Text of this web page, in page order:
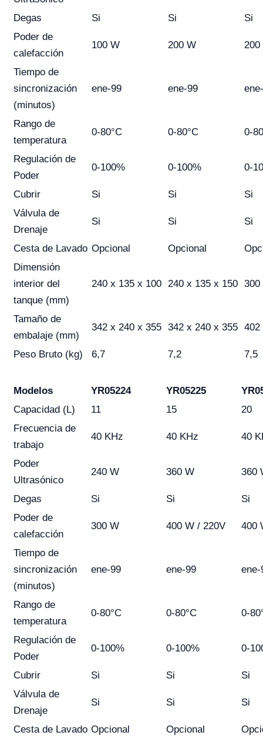
Degas
Si Si
Si
Poder de
calefacción
100 W 200 W 200
Tiempo de
sincronización
(minutos)
ene-99 ene-99
Rango de
temperatura
0-80°C 0-80°C 0-
Regulación de
Poder
0-100% 0-100% 0-
Cubrir Si Si
Si
Válvula de
Drenaje
Si Si Si
Cesta de Lavado Opcional Opcional
Dimensión
interior del
tanque (mm)
240 x 135 x 100 240 x 135 x 150 300
Tamaño de
embalaje (mm)
342 x 240 x 355 342 x 240 x 355 402
Peso Bruto (kg) 6,7 7,2 7,5
Modelos YR05224 YR05225
Capacidad (L)
11 15
20
Frecuencia de
trabajo
40 KHz 40 KHz 40
Poder
Ultrasónico
240 W 360 W 360
Degas Si Si
Si
Poder de
calefacción
300 W 400 W / 220V 400
Tiempo de
sincronización
(minutos)
ene-99 ene-99 ene-
Rango de
temperatura
0-80°C 0-80°C 0-
Regulación de
Poder
0-100% 0-100% 0-
Cubrir Si Si
Si
Válvula de
Drenaje
Si Si Si
Cesta de Lavado Opcional Opcional